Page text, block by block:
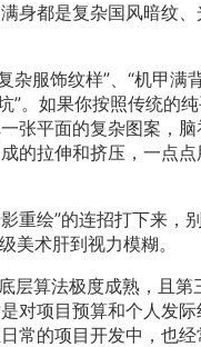
身都是复杂国风暗纹
服饰纹样”、“机甲满
”。如果你按照传统的
张平面的复杂图案，
的拉伸和挤压，一点
重绘”的连招打下来，
美术肝到视力模糊。
层算法极度成熟，且
对项目预算和个人发
常的项目开发中，也